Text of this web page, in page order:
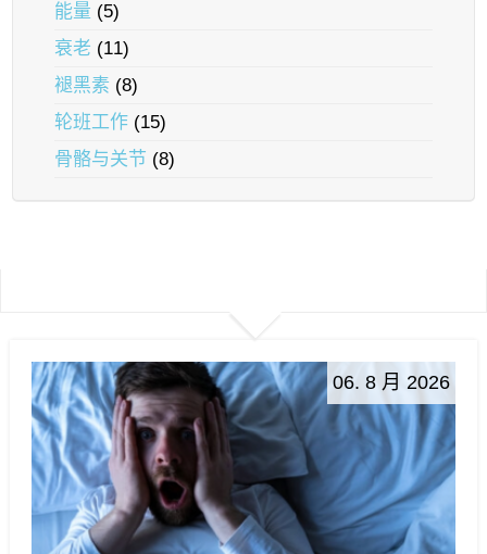
能量 (5)
衰老 (11)
褪黑素 (8)
轮班工作 (15)
骨骼与关节 (8)
06. 8 月 2026